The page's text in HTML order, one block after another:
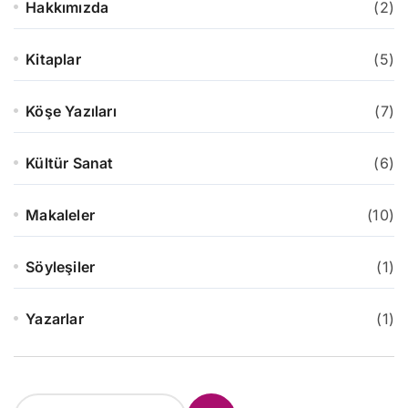
Hakkımızda (2)
Kitaplar (5)
Köşe Yazıları (7)
Kültür Sanat (6)
Makaleler (10)
Söyleşiler (1)
Yazarlar (1)